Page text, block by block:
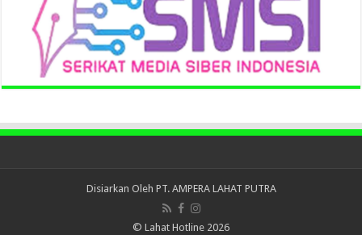
Disiarkan Oleh PT. AMPERA LAHAT PUTRA
© Lahat Hotline 2026